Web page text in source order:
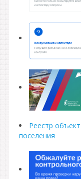
Реестр
поселения